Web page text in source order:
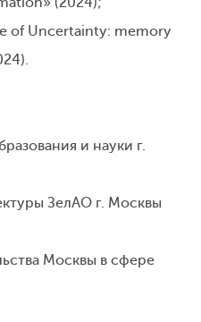
of Uncertainty: memory
и науки г.
ЗелАО г. Москвы
Москвы в сфере